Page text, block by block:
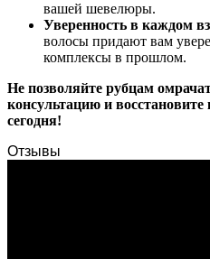
вашей шевелюры.
Уверенность в каждом
волосы придают вам
комплексы в прошлом.
Не позволяйте рубцам
консультацию и
сегодня!
Отзывы